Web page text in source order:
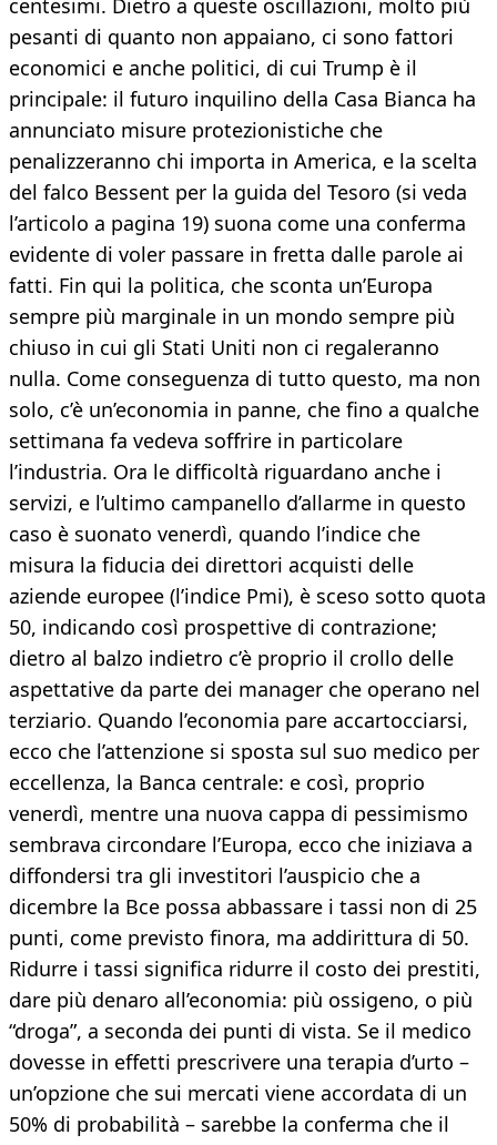
centesimi. Dietro a queste oscillazioni, molto più
pesanti di quanto non appaiano, ci sono fattori
economici e anche politici, di cui Trump è il
principale: il futuro inquilino della Casa Bianca ha
annunciato misure protezionistiche che
penalizzeranno chi importa in America, e la scelta
del falco Bessent per la guida del Tesoro (si veda
l’articolo a pagina 19) suona come una conferma
evidente di voler passare in fretta dalle parole ai
fatti. Fin qui la politica, che sconta un’Europa
sempre più marginale in un mondo sempre più
chiuso in cui gli Stati Uniti non ci regaleranno
nulla. Come conseguenza di tutto questo, ma non
solo, c’è un’economia in panne, che fino a qualche
settimana fa vedeva soffrire in particolare
l’industria. Ora le difficoltà riguardano anche i
servizi, e l’ultimo campanello d’allarme in questo
caso è suonato venerdì, quando l’indice che
misura la fiducia dei direttori acquisti delle
aziende europee (l’indice Pmi), è sceso sotto quota
50, indicando così prospettive di contrazione;
dietro al balzo indietro c’è proprio il crollo delle
aspettative da parte dei manager che operano nel
terziario. Quando l’economia pare accartocciarsi,
ecco che l’attenzione si sposta sul suo medico per
eccellenza, la Banca centrale: e così, proprio
venerdì, mentre una nuova cappa di pessimismo
sembrava circondare l’Europa, ecco che iniziava a
diffondersi tra gli investitori l’auspicio che a
dicembre la Bce possa abbassare i tassi non di 25
punti, come previsto finora, ma addirittura di 50.
Ridurre i tassi significa ridurre il costo dei prestiti,
dare più denaro all’economia: più ossigeno, o più
“droga”, a seconda dei punti di vista. Se il medico
dovesse in effetti prescrivere una terapia d’urto –
un’opzione che sui mercati viene accordata di un
50% di probabilità – sarebbe la conferma che il